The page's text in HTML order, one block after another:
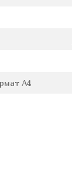
А4